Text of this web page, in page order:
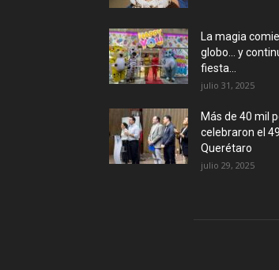
La magia
globo… y
fiesta...
julio 31, 2025
Más de 40 mil
celebraron el
Querétaro
julio 29, 2025